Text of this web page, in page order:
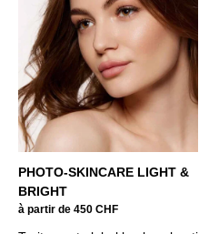
PHOTO-SKINCARE LIGHT &
BRIGHT
à partir de 450 CHF